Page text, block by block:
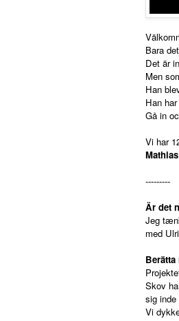
Bara
Det är
Men
Han
Han
Gå in
Vi har
---------
Är det
Jeg
med
Berätta
Skov
sig
Vi